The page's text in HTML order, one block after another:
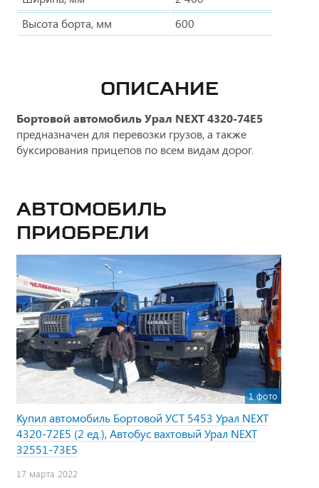
Высота борта, мм
600
ОПИСАНИЕ
Бортовой автомобиль Урал NEXT 4320-74Е5
предназначен для перевозки грузов, а также
буксирования прицепов по всем видам дорог.
Автомобиль
приобрели
1 фото
Купил автомобиль Бортовой УСТ 5453 Урал NEXT
4320-72Е5 (2 ед.), Автобус вахтовый Урал NEXT
32551-73Е5
17 марта 2022